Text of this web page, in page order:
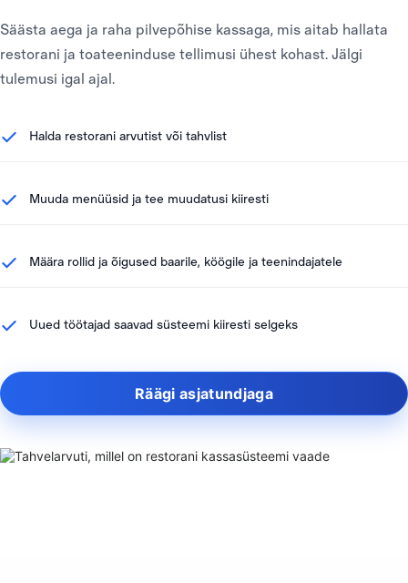
Säästa aega ja raha pilvepõhise kassaga, mis aitab hallata
restorani ja toateeninduse tellimusi ühest kohast. Jälgi
tulemusi igal ajal.
Halda restorani arvutist või tahvlist
Muuda menüüsid ja tee muudatusi kiiresti
Määra rollid ja õigused baarile, köögile ja teenindajatele
Uued töötajad saavad süsteemi kiiresti selgeks
Räägi asjatundjaga